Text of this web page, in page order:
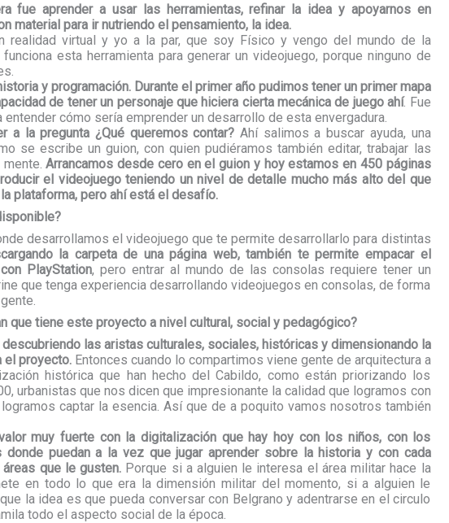
fue aprender a usar las herramientas, refinar la idea y apoyarnos en
material para ir nutriendo el pensamiento, la idea.
realidad virtual y yo a la par, que soy Físico y vengo del mundo de la
esta herramienta para generar un videojuego, porque ninguno de
y programación. Durante el primer año pudimos tener un primer mapa
de tener un personaje que hiciera cierta mecánica de juego ahí. Fue
entender cómo sería emprender un desarrollo de esta envergadura.
a la pregunta ¿Qué queremos contar? Ahí salimos a buscar ayuda, una
se escribe un guion, con quien pudiéramos también editar, trabajar las
mente.Arrancamos desde cero en el guion y hoy estamos en 450 páginas
el videojuego teniendo un nivel de detalle mucho más alto del que
plataforma, pero ahí está el desafío.
desarrollamos el videojuego que te permite desarrollarlo para distintas
la carpeta de una página web, también te permite empacar el
PlayStation, pero entrar al mundo de las consolas requiere tener un
que tenga experiencia desarrollando videojuegos en consolas, de forma
que tiene este proyecto a nivel cultural, social y pedagógico?
las aristas culturales, sociales, históricas y dimensionando la
el proyecto.Entonces cuando lo compartimos viene gente de arquitectura a
histórica que han hecho del Cabildo, como están priorizando los
urbanistas que nos dicen que impresionante la calidad que logramos con
captar la esencia. Así que de a poquito vamos nosotros también
muy fuerte con la digitalización que hay hoy con los niños, con los
donde puedan a la vez que jugar aprender sobre la historia y con cada
que le gusten. Porque si a alguien le interesa el área militar hace la
en todo lo que era la dimensión militar del momento, si a alguien le
la idea es que pueda conversar con Belgrano y adentrarse en el circulo
todo el aspecto social de la época.